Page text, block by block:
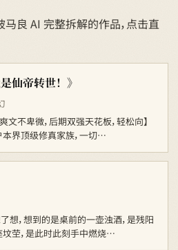
马良 AI 完整拆解的作品，点击直
仙帝转世！》
文不卑微，后期双强天花板，轻松向】
界顶级修真家族，一切…
想，想到的是桌前的一壶浊酒，是残阳
茔，是此时此刻手中燃烧…